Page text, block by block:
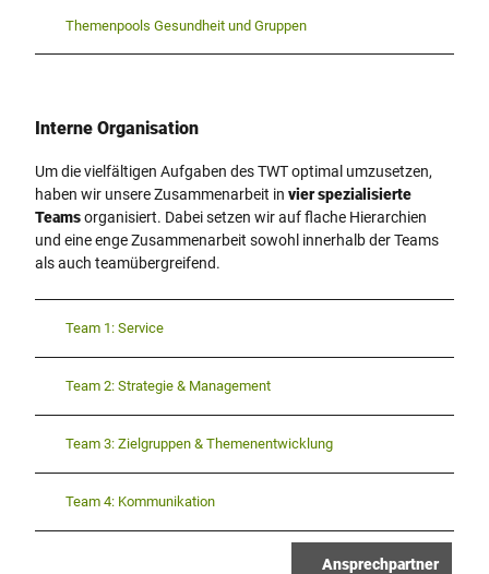
Themenpools Gesundheit und Gruppen
Interne Organisation
Um die vielfältigen Aufgaben des TWT optimal umzusetzen,
haben wir unsere Zusammenarbeit in vier spezialisierte
Teamsorganisiert. Dabei setzen wir auf flache Hierarchien
und eine enge Zusammenarbeit sowohl innerhalb der Teams
als auch teamübergreifend.
Team 1: Service
Team 2: Strategie & Management
Team 3: Zielgruppen & Themenentwicklung
Team 4: Kommunikation
Ansprechpartner